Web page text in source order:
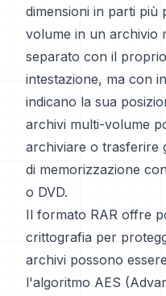
dimensioni in parti più
volume in un archivio
separato con il
intestazione, ma con
indicano la sua
archivi multi-volume
archiviare o trasferire
di memorizzazione
o DVD.
Il formato RAR offre
crittografia per
archivi possono
l'algoritmo AES